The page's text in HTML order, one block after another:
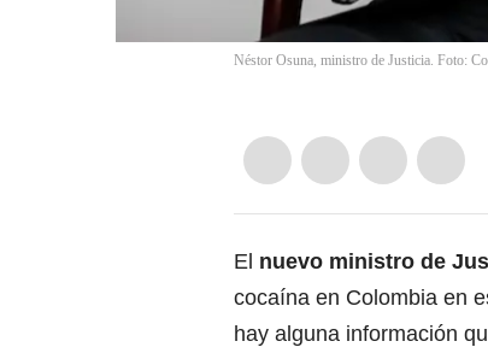
Néstor Osuna, ministro de Justicia. Foto:
El nuevo ministro de
cocaína en Colombia en
hay alguna información